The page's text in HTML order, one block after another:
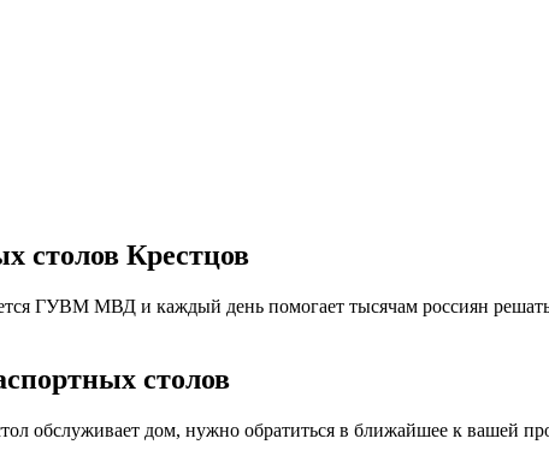
столов Крестцов
ГУВМ МВД и каждый день помогает тысячам россиян
столов
обслуживает дом, нужно обратиться в ближайшее к